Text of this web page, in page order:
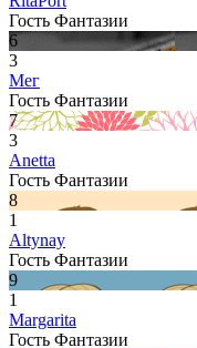
Гость Фантазии
6
3
Мег
Гость Фантазии
7
3
Anetta
Гость Фантазии
8
1
Altynay
Гость Фантазии
9
1
Margarita
Гость Фантазии